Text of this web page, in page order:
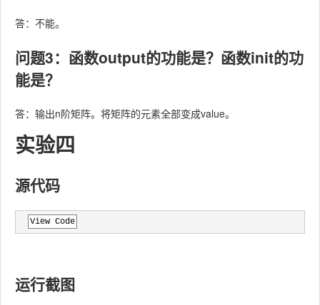
答：不能。
问题3：函数output的功能是？函数init的功
能是？
答：输出n阶矩阵。将矩阵的元素全部变成value。
实验四
源代码
View Code
运行截图